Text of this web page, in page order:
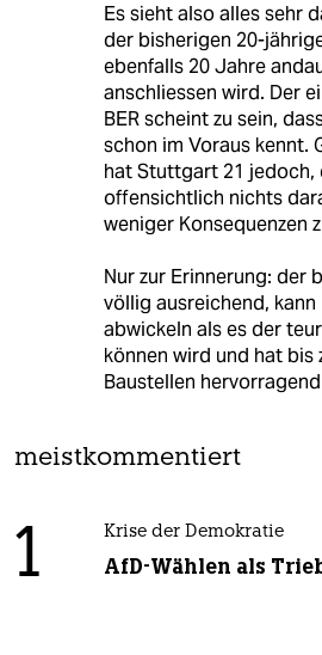
Es sieht also alles sehr
der bisherigen 20-
ebenfalls 20 Jahre
anschliessen wird. Der
BER scheint zu sein,
schon im Voraus kennt.
hat Stuttgart 21 jedoch,
offensichtlich nichts
weniger Konsequenzen
Nur zur Erinnerung: der
völlig ausreichend, kann
abwickeln als es der
können wird und hat
Baustellen
meistkommentiert
1 Krise der Demokratie
AfD-Wählen als